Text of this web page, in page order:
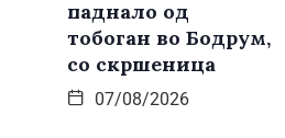
паднало од
тобоган во Бодрум,
со скршеница
07/08/2026